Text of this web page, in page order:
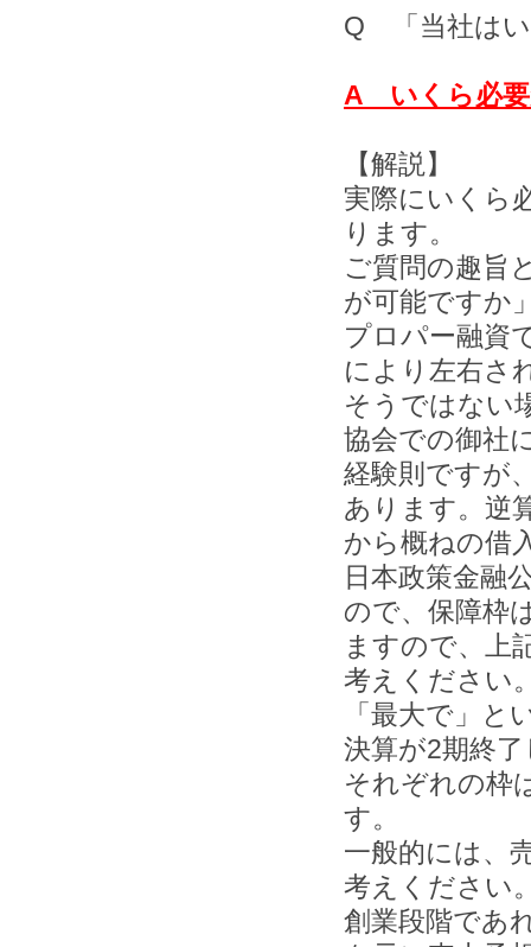
Q 「当社はい
A いくら必要
【解説】
実際にいくら
ります。
ご質問の趣旨
が可能ですか
プロパー融資
により左右さ
そうではない
協会での御社
経験則ですが
あります。逆
から概ねの借
日本政策金融
ので、保障枠
ますので、上
考えください
「最大で」と
決算が2期終
それぞれの枠
す。
一般的には、
考えください
創業段階であ